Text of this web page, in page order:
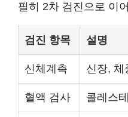
필히 2차 검진으로 이
검진 항목 설명
신체계측 신장, 체
혈액 검사 콜레스